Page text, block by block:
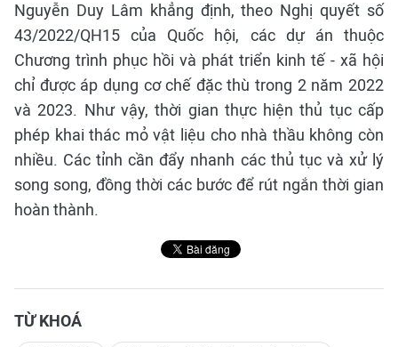
Nguyễn Duy Lâm khẳng định, theo Nghị quyết số
43/2022/QH15 của Quốc hội, các dự án thuộc
Chương trình phục hồi và phát triển kinh tế - xã hội
chỉ được áp dụng cơ chế đặc thù trong 2 năm 2022
và 2023. Như vậy, thời gian thực hiện thủ tục cấp
phép khai thác mỏ vật liệu cho nhà thầu không còn
nhiều. Các tỉnh cần đẩy nhanh các thủ tục và xử lý
song song, đồng thời các bước để rút ngắn thời gian
hoàn thành.
TỪ KHOÁ